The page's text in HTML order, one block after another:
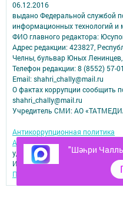
"Шәһри
06.12.2016
выдано Федеральной службой
информационных технологий и
ФИО главного редактора:
Адрес редакции: 423827,
Челны, бульвар Юных Ленинцев,
Телефон редакции: 8 (8552) 57-
Email: shahri_chally@mail.ru
О фактах коррупции сообщить
shahri_chally@mail.ru
Учредитель СМИ: АО
Антикоррупционная политика
АО «ТАТМЕДИА» использует
удобства пользователей
Использование «cookie» можно
Политика конфиденциальности